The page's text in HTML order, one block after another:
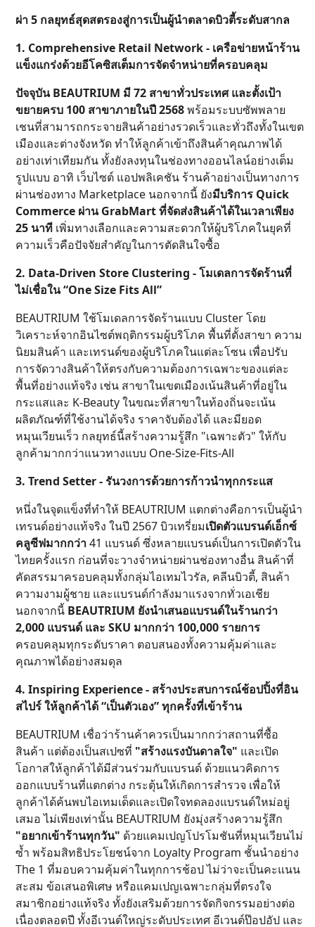
ผ่า 5 กลยุทธ์สุดสตรองสู่การเป็นผู้นำตลาดบิวตี้ระดับสากล
1. Comprehensive Retail Network - เครือข่ายหน้าร้าน
แข็งแกร่งด้วยอีโคซิสเต็มการจัดจำหน่ายที่ครอบคลุม
ปัจจุบัน BEAUTRIUM มี 72 สาขาทั่วประเทศ และตั้งเป้า
ขยายครบ 100 สาขาภายในปี 2568พร้อมระบบซัพพลาย
เชนที่สามารถกระจายสินค้าอย่างรวดเร็วและทั่วถึงทั้งในเขต
เมืองและต่างจังหวัด ทำให้ลูกค้าเข้าถึงสินค้าคุณภาพได้
อย่างเท่าเทียมกัน ทั้งยังลงทุนในช่องทางออนไลน์อย่างเต็ม
รูปแบบ อาทิ เว็บไซต์ แอปพลิเคชัน ร้านค้าอย่างเป็นทางการ
ผ่านช่องทาง Marketplace นอกจากนี้ ยังมีบริการ Quick
Commerce ผ่าน GrabMart ที่จัดส่งสินค้าได้ในเวลาเพียง
25 นาที เพิ่มทางเลือกและความสะดวกให้ผู้บริโภคในยุคที่
ความเร็วคือปัจจัยสำคัญในการตัดสินใจซื้อ
2. Data-Driven Store Clustering - โมเดลการจัดร้านที่
ไม่เชื่อใน “One Size Fits All”
BEAUTRIUM ใช้โมเดลการจัดร้านแบบ Cluster โดย
วิเคราะห์จากอินไซต์พฤติกรรมผู้บริโภค พื้นที่ตั้งสาขา ความ
นิยมสินค้า และเทรนด์ของผู้บริโภคในแต่ละโซน เพื่อปรับ
การจัดวางสินค้าให้ตรงกับความต้องการเฉพาะของแต่ละ
พื้นที่อย่างแท้จริง เช่น สาขาในเขตเมืองเน้นสินค้าที่อยู่ใน
กระแสและ K-Beauty ในขณะที่สาขาในท้องถิ่นจะเน้น
ผลิตภัณฑ์ที่ใช้งานได้จริง ราคาจับต้องได้ และมียอด
หมุนเวียนเร็ว กลยุทธ์นี้สร้างความรู้สึก "เฉพาะตัว" ให้กับ
ลูกค้ามากกว่าแนวทางแบบ One-Size-Fits-All
3. Trend Setter - รันวงการด้วยการก้าวนำทุกกระแส
หนึ่งในจุดแข็งที่ทำให้ BEAUTRIUM แตกต่างคือการเป็นผู้นำ
เทรนด์อย่างแท้จริง ในปี 2567 บิวเทรี่ยมเปิดตัวแบรนด์เอ็กซ์
คลูซีฟมากกว่า41 แบรนด์ ซึ่งหลายแบรนด์เป็นการเปิดตัวใน
ไทยครั้งแรก ก่อนที่จะวางจำหน่ายผ่านช่องทางอื่น สินค้าที่
คัดสรรมาครอบคลุมทั้งกลุ่มไอเทมไวรัล, คลีนบิวตี้, สินค้า
ความงามผู้ชาย และแบรนด์กำลังมาแรงจากทั่วเอเชีย
นอกจากนี้ BEAUTRIUM ยังนำเสนอแบรนด์ในร้านกว่า
2,000 แบรนด์ และ SKU มากกว่า 100,000 รายการ
ครอบคลุมทุกระดับราคา ตอบสนองทั้งความคุ้มค่าและ
คุณภาพได้อย่างสมดุล
4. Inspiring Experience - สร้างประสบการณ์ช้อปปิ้งที่อิน
สไปร์ ให้ลูกค้าได้ “เป็นตัวเอง” ทุกครั้งที่เข้าร้าน
BEAUTRIUM เชื่อว่าร้านค้าควรเป็นมากกว่าสถานที่ซื้อ
สินค้า แต่ต้องเป็นสเปซที่ "สร้างแรงบันดาลใจ" และเปิด
โอกาสให้ลูกค้าได้มีส่วนร่วมกับแบรนด์ ด้วยแนวคิดการ
ออกแบบร้านที่แตกต่าง กระตุ้นให้เกิดการสำรวจ เพื่อให้
ลูกค้าได้ค้นพบไอเทมเด็ดและเปิดใจทดลองแบรนด์ใหม่อยู่
เสมอ ไม่เพียงเท่านั้น BEAUTRIUM ยังมุ่งสร้างความรู้สึก
"อยากเข้าร้านทุกวัน" ด้วยแคมเปญโปรโมชันที่หมุนเวียนไม่
ซ้ำ พร้อมสิทธิประโยชน์จาก Loyalty Program ชั้นนำอย่าง
The 1 ที่มอบความคุ้มค่าในทุกการช้อป ไม่ว่าจะเป็นคะแนน
สะสม ข้อเสนอพิเศษ หรือแคมเปญเฉพาะกลุ่มที่ตรงใจ
สมาชิกอย่างแท้จริง ทั้งยังเสริมด้วยการจัดกิจกรรมอย่างต่อ
เนื่องตลอดปี ทั้งอีเวนต์ใหญ่ระดับประเทศ อีเวนต์ป๊อปอัป และ